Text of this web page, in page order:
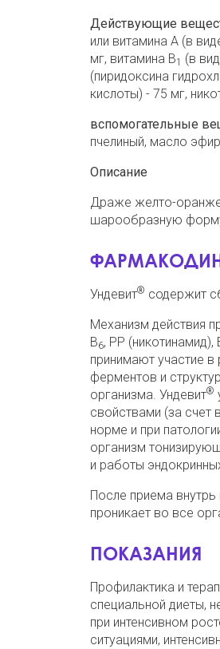
Действующие
или витамина А (в
мг, витамина В1 (в
(пиридоксина
кислоты) - 75 мг,
вспомогательные
пчелиный, масло
Описание
Драже желто-
шарообразную
Ундевит® содержит
Механизм действия
В6, РР (никотинамид),
принимают участие в
ферментов и
организма. Ундевит®
свойствами (за счет
норме и при
организм
и работы
После приема
проникает во все
ПОКАЗАНИЯ
Профилактика и
специальной диеты,
при интенсивном
ситуациями,